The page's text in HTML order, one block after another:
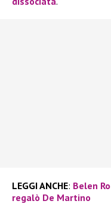
LEGGI ANCHE: Belen
regalò De Martino